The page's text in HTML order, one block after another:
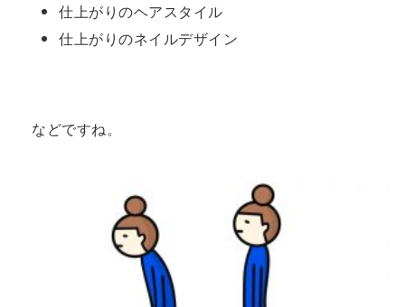
仕上がりのヘアスタイル
仕上がりのネイルデザイン
などですね。